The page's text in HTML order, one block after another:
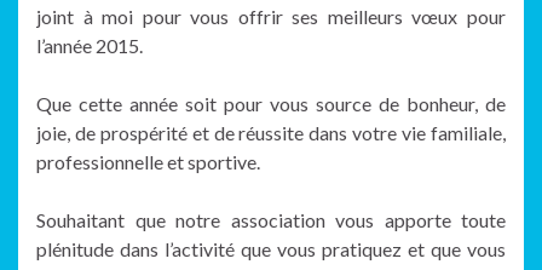
joint à moi pour vous offrir ses meilleurs vœux pour
l’année 2015.
Que cette année soit pour vous source de bonheur, de
joie, de prospérité et de réussite dans votre vie familiale,
professionnelle et sportive.
Souhaitant que notre association vous apporte toute
plénitude dans l’activité que vous pratiquez et que vous